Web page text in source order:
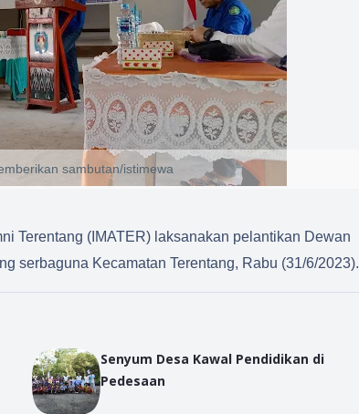
sambutan/istimewa
Terentang (IMATER) laksanakan pelantikan Dewan
serbaguna Kecamatan Terentang, Rabu (31/6/2023).
Senyum Desa Kawal Pendidikan di
Pedesaan